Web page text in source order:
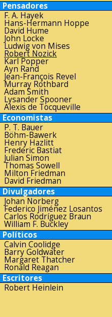
Pensadores
F. A. Hayek
Hans-Hermann Hoppe
David Hume
John Locke
Ludwig von Mises
Robert Nozick
Karl Popper
Ayn Rand
Jean-François Revel
Murray Rothbard
Adam Smith
Lysander Spooner
Alexis de Tocqueville
Economistas
P. T. Bauer
Böhm-Bawerk
Henry Hazlitt
Frederic Bastiat
Julian Simon
Thomas Sowell
Milton Friedman
David Friedman
Divulgadores
Johan Norberg
Federico Jiménez Losantos
Carlos Rodríguez Braun
William F. Buckley
Políticos
Calvin Coolidge
Barry Goldwater
Margaret Thatcher
Ronald Reagan
Escritores
Robert Heinlein